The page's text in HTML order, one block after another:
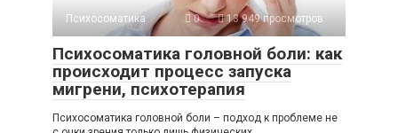
Психосоматика 0 13 949 просмотров
Психосоматика головной боли: как
происходит процесс запуска
мигрени, психотерапия
Психосоматика головной боли – подход к проблеме не